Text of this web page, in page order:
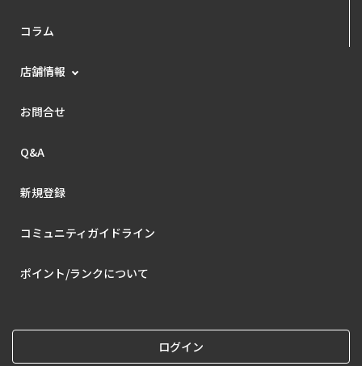
コラム
店舗情報
お問合せ
Q&A
新規登録
コミュニティガイドライン
ポイント/ランクについて
ログイン